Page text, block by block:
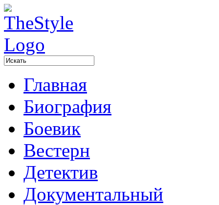
Главная
Биография
Боевик
Вестерн
Детектив
Документальный